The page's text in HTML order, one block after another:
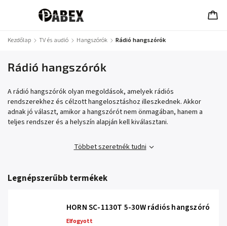
Kezdőlap / TV és audió / Hangszórók / Rádió hangszórók
Rádió hangszórók
A rádió hangszórók olyan megoldások, amelyek rádiós
rendszerekhez és célzott hangelosztáshoz illeszkednek. Akkor
adnak jó választ, amikor a hangszórót nem önmagában, hanem a
teljes rendszer és a helyszín alapján kell kiválasztani.
Többet szeretnék tudni
Legnépszerűbb termékek
HORN SC-1130T 5-30W rádiós hangszóró
Elfogyott